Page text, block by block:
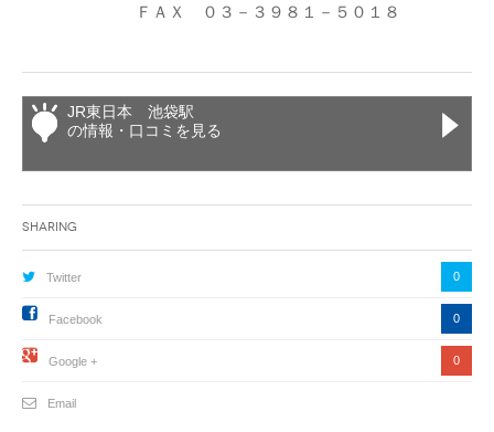
ＦＡＸ ０３－３９８１－５０１８
JR東日本 池袋駅
の情報・口コミを見る
Sharing
Twitter 0
Facebook 0
Google + 0
Email